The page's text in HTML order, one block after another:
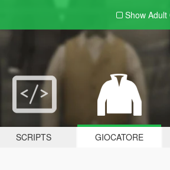
Show Adult
SCRIPTS GIOCATORE